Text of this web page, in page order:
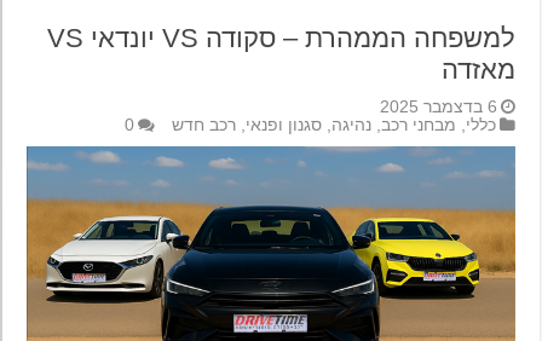
למשפחה הממהרת – סקודה VS יונדאי VS
מאזדה
6 בדצמבר 2025
כללי,מבחני רכב,נהיגה,סגנון ופנאי,רכב חדש 0